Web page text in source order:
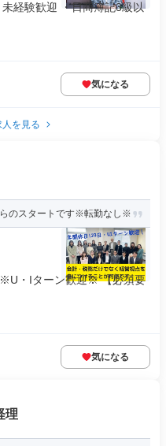
経験歓迎 ・日商簿記3級以
気になる
を見る
のスタートです※転勤なし※
・Iターン歓迎※ 【必須要
気になる
理